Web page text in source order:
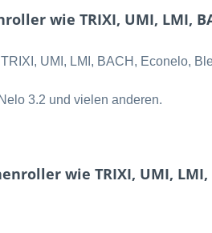
wie TRIXI, UMI, LMI,
UMI, LMI, BACH, Econelo,
3.2 und vielen anderen.
wie TRIXI, UMI, LMI,